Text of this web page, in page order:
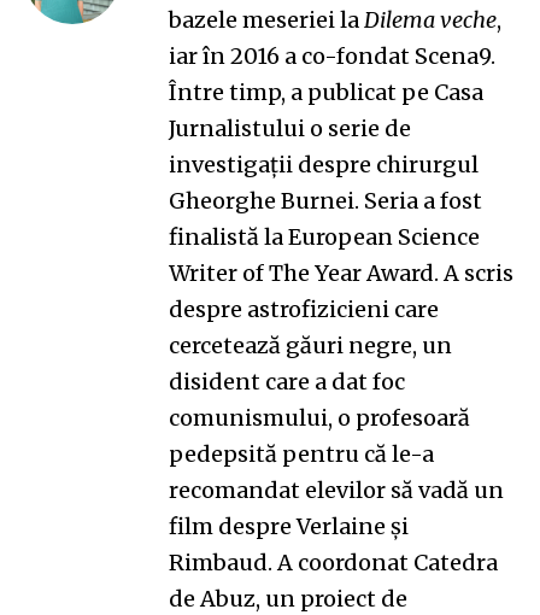
bazele meseriei laDilema veche,
iar în 2016 a co-fondat Scena9.
Între timp, a publicat pe Casa
Jurnalistului o serie de
investigații despre chirurgul
Gheorghe Burnei. Seria a fost
finalistă la European Science
Writer of The Year Award. A scris
despre astrofizicieni care
cercetează găuri negre, un
disident care a dat foc
comunismului, o profesoară
pedepsită pentru că le-a
recomandat elevilor să vadă un
film despre Verlaine și
Rimbaud. A coordonat Catedra
de Abuz, un proiect de